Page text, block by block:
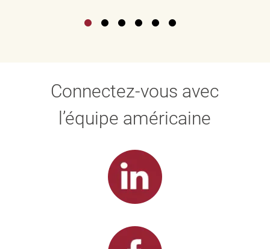
Connectez-vous avec
l’équipe américaine